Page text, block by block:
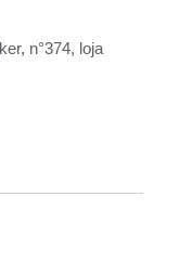
n°374, loja